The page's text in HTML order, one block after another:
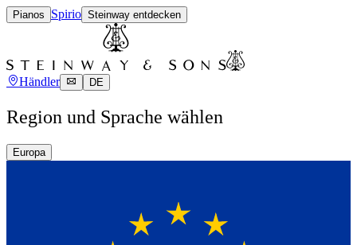
Pianos Spirio Steinway entdecken
Händler DE
Region und Sprache wählen
Europa